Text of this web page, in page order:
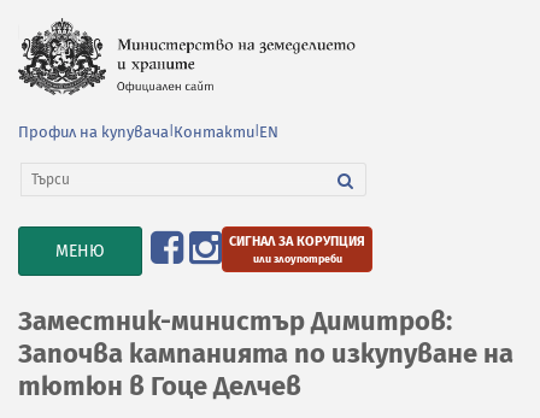
Профил на купувача Контакти EN
TOGGLE
NAVIGATION
МЕНЮ СИГНАЛ ЗА КОРУПЦИЯ
или злоупотреби
Заместник-министър Димитров:
Започва кампанията по изкупуване на
тютюн в Гоце Делчев